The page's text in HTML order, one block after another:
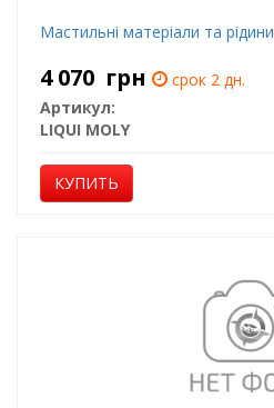
Мастильні матеріали та рідини
4 070 грн
срок 2 дн.
Артикул:
LIQUI MOLY
КУПИТЬ